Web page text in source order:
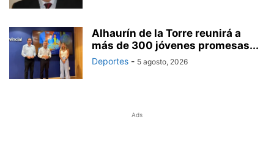
Alhaurín de la Torre reunirá a
más de 300 jóvenes promesas...
Deportes - 5 agosto, 2026
Ads